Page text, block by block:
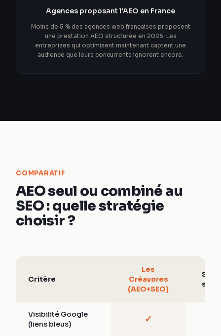
Agences proposant l'AEO en France
Moins de 5 % des agences web françaises proposent
une prestation AEO structurée en 2026. Les
entreprises qui optimisent maintenant captent une
audience que leurs concurrents ignorent encore.
COMPARATIF
AEO seul ou combiné au
SEO : quelle stratégie
choisir ?
Critère
Les
Créavores
(AEO+SEO)
SEO
seul
Visibilité Google
(liens bleus)
✓